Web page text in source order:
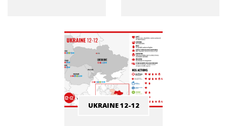
élevé jamais obtenu par le
Consortium 12-12, après
l’appel pour le tsunami de
UKRAINE 12-12